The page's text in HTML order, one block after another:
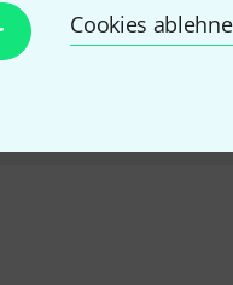
Cookies
2